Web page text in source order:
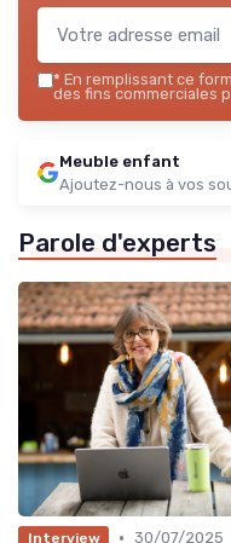
* En remplissant ce
des fins commerciales
Meuble enfant
Ajoutez-nous à vos
Parole d'experts
Interview • 30/07/2025